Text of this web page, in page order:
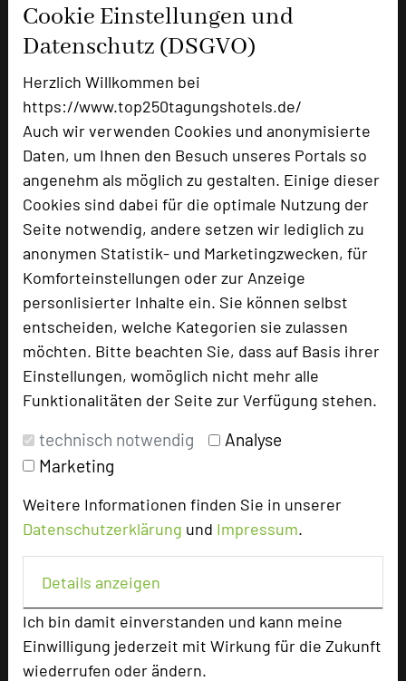
Cookie Einstellungen und
Datenschutz (DSGVO)
Herzlich Willkommen bei
https://www.top250tagungshotels.de/
Auch wir verwenden Cookies und anonymisierte
Daten, um Ihnen den Besuch unseres Portals so
angenehm als möglich zu gestalten. Einige dieser
Cookies sind dabei für die optimale Nutzung der
Seite notwendig, andere setzen wir lediglich zu
anonymen Statistik- und Marketingzwecken, für
Komforteinstellungen oder zur Anzeige
personlisierter Inhalte ein. Sie können selbst
entscheiden, welche Kategorien sie zulassen
möchten. Bitte beachten Sie, dass auf Basis ihrer
Einstellungen, womöglich nicht mehr alle
Funktionalitäten der Seite zur Verfügung stehen.
technisch notwendig
Analyse
Marketing
Weitere Informationen finden Sie in unserer
Datenschutzerklärung und Impressum.
Details anzeigen
Ich bin damit einverstanden und kann meine
Einwilligung jederzeit mit Wirkung für die Zukunft
wiederrufen oder ändern.
Raumgröße in qm
Kapazität Personen
U-Form
Stuhlreihen
70
Raumhöhe
3 m
Tageslicht
Klimaanlage
ja
Der Barocksaal im fast 400 Jahre alten
Gebäudeteil der Villa Stokkum in der ersten
Etage, sorgt mit seinem zeitgemäßen Design
für ausgezeichnete Tagungsqualität und geben
Raum für Kreativität und Inspiration.